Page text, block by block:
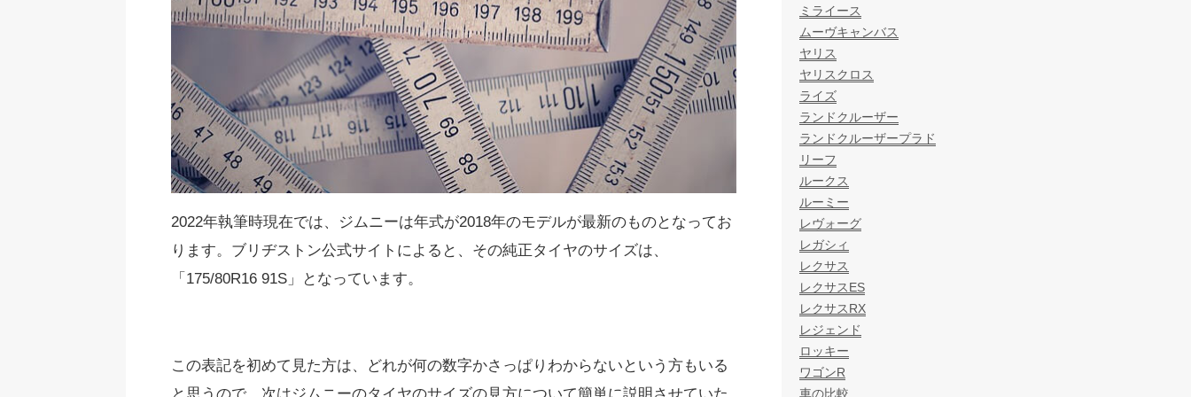
2022年執筆時現在では、ジムニーは年式が2018年のモデルが最新のものとなってお
ります。ブリヂストン公式サイトによると、その純正タイヤのサイズは、
「175/80R16 91S」となっています。
この表記を初めて見た方は、どれが何の数字かさっぱりわからないという方もいる
と思うので、次はジムニーのタイヤのサイズの見方について簡単に説明させていた
ミライース
ムーヴキャンバス
ヤリス
ヤリスクロス
ライズ
ランドクルーザー
ランドクルーザープラド
リーフ
ルークス
ルーミー
レヴォーグ
レガシィ
レクサス
レクサスES
レクサスRX
レジェンド
ロッキー
ワゴンR
車の比較